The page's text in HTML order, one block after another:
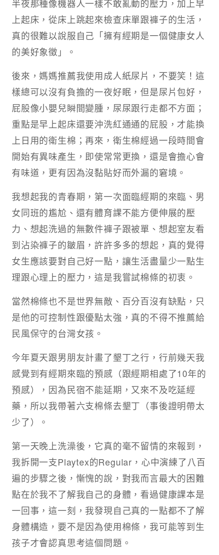
半夜那種像機器人一樣不敢亂動的壓力，加上早
上起床，從床上跳起來檢查床單跟褲子的生活，
真的很難以說服自己「擁有經期是一個健康女人
的美好象徵」。
後來，媽媽推薦我使用成人紙尿片，不要笑！這
樣總可以沒有負擔的一夜好眠，但是尿片包好，
屁股像小嬰兒瞬間變腫，尿尿跟行走都不方面；
重點是早上起床還要沖洗紅通通的屁股，才能換
上日用的衛生棉；再來，衛生棉經過一段時間會
開始有異味產生，即使常常更換，還是會擔心會
有味道，更有因為沒黏貼好而外漏的窘境。
我想起我的青春期，第一次面臨經期的來臨、男
女同班的尷尬、還有體育課不能方便伸展的壓
力、想起洗過的無數件褲子跟被單、想起室友看
到沾染褲子的皺眉，許許多多的想起，真的覺得
女生應該要對自己好一點，讓生活盡量少一點生
理跟心理上的壓力，這是我嘗試棉條的初衷。
當然棉條也不是世界無敵、百分百沒有缺點，只
是他的可控制性跟優點太強，真的不得不推薦給
民風保守的台灣女孩。
今年夏天跟男朋友計畫了墾丁之行，行前幾天我
感覺到有經期來臨的預感（跟經期相處了10年的
預感），因為民宿不能延期，又來不及吃延經
藥，所以我帶著六支棉條去墾丁（事後證明帶太
少了）。
第一天晚上洗澡後，它真的毫不留情的來報到，
我拆開一支Playtex的Regular，心中演練了八百
遍的步驟之後，慚愧的說，對我而言最大的困難
點在於我不了解我自己的身體，看過健康課本是
一回事，這一刻，我發現自己真的一點都不了解
身體構造，要不是因為使用棉條，我可能等到生
孩子才會認真思考這個問題。